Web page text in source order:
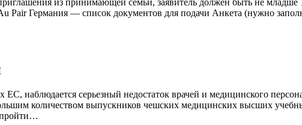
Pair Германия — список документов для подачи Анкета (нужно
наблюдается серьезный недостаток врачей и медицинского
количеством выпускников чешских медицинских высших
пройти…